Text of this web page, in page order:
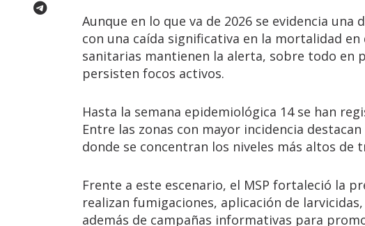
Aunque en lo que va de 2026 se evidencia
con una caída significativa en la mortalidad
sanitarias mantienen la alerta, sobre todo en
persisten focos activos.
Hasta la semana epidemiológica 14 se han
Entre las zonas con mayor incidencia
donde se concentran los niveles más altos de
Frente a este escenario, el MSP fortaleció la
realizan fumigaciones, aplicación de
además de campañas informativas para